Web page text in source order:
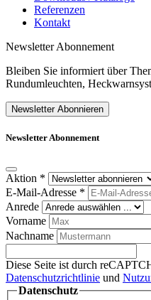
Referenzen
Kontakt
Newsletter Abonnement
Bleiben Sie informiert über
Rundumleuchten,
Newsletter Abonnieren
Newsletter Abonnement
Aktion *
E-Mail-Adresse *
Anrede
Vorname
Nachname
Diese Seite ist durch
Datenschutzrichtlinie und
Datenschutz